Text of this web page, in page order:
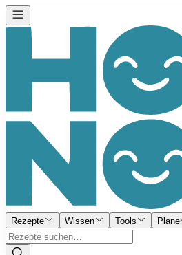
Rezepte Wissen Tools